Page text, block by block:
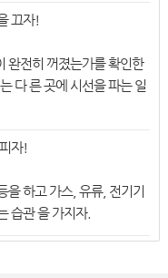
끄자!
완전히 꺼졌는가를 확인한
다 른 곳에 시선을 파는 일
자!
을 하고 가스, 유류, 전기기
습관 을 가지자.